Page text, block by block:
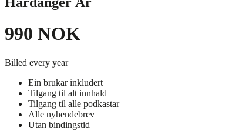
990 NOK
Billed every year
Ein brukar inkludert
Tilgang til alt innhald
Tilgang til alle podkastar
Alle nyhendebrev
Utan bindingstid